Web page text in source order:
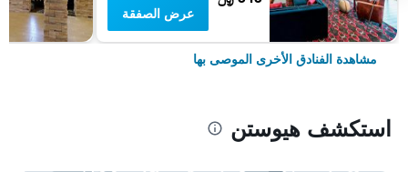
عرض الصفقة
مشاهدة الفنادق الأخرى الموصى بها
استكشف هيوستن